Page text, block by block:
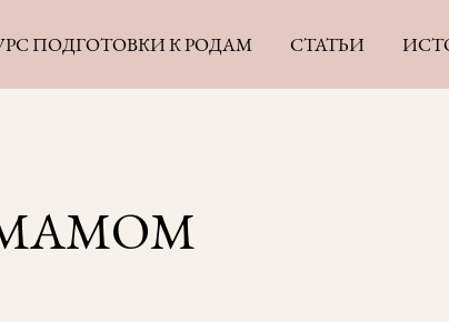
ПОДГОТОВКИ К РОДАМ СТАТЬИ